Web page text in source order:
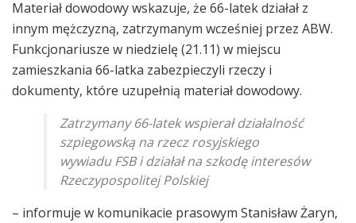
Materiał dowodowy wskazuje, że 66-latek działał z
innym mężczyzną, zatrzymanym wcześniej przez ABW.
Funkcjonariusze w niedzielę (21.11) w miejscu
zamieszkania 66-latka zabezpieczyli rzeczy i
dokumenty, które uzupełnią materiał dowodowy.
Zatrzymany 66-latek wspierał działalność
szpiegowską na rzecz rosyjskiego
wywiadu FSB i działał na szkodę interesów
Rzeczypospolitej Polskiej
– informuje w komunikacie prasowym Stanisław Żaryn,